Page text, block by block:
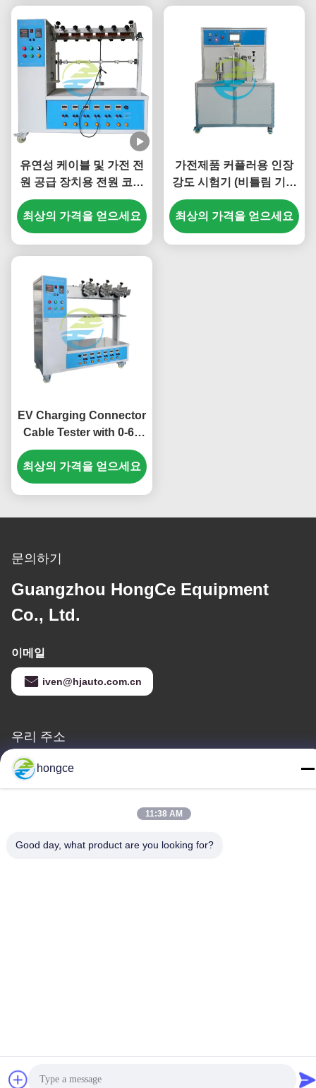
유연성 케이블 및 가전 전
원 공급 장치용 전원 코드
굽힘 시험기, IEC 표준 준
수 다중 스테이션 인장 강
도 시험기
최상의 가격을 얻으세요
가전제품 커플러용 인장
강도 시험기 (비틀림 기능
포함) | IEC 60320-1 조항
23.7 표준
최상의 가격을 얻으세요
EV Charging Connector
Cable Tester with 0-60
Times/Min Swing Speed
0-180 Swing Angle and
6 Stations for Tensile
Durability Testing
최상의 가격을 얻으세요
문의하기
Guangzhou HongCe Equipment
Co., Ltd.
이메일
iven@hjauto.com.cn
우리 주소
청원하세요 :
제6-39번지, 야오구 농장, 시비 3번지, 시비 거리, 판유 구, 광저우
hongce
11:38 AM
Good day, what product are you looking for?